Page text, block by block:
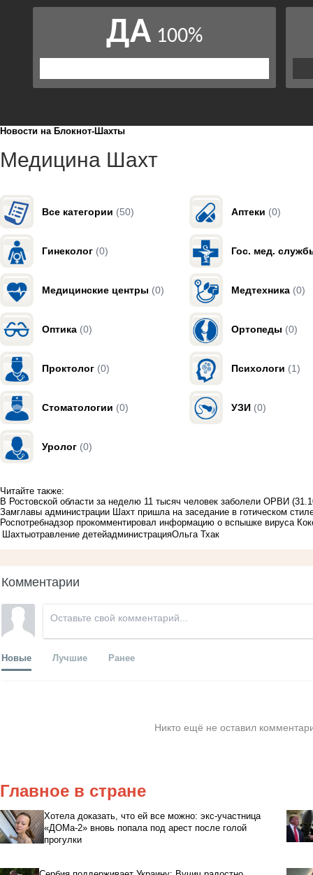
Новости на Блoкнoт-Шахты
Медицина Шахт
Все категории (50) Аптеки (0)
Гинеколог (0) Гос. мед.
Медицинские центры (0) Медтехника (0)
Оптика (0) Ортопеды (0)
Проктолог (0) Психологи (1)
Стоматологии (0) УЗИ (0)
Уролог (0)
Читайте также:
В Ростовской области за неделю 11 тысяч человек заболели ОРВИ
Замглавы администрации Шахт пришла на заседание в готическом
Роспотребнадзор прокомментировал информацию о вспышке вируса
Шахтыотравление детейадминистрацияОльга Тхак
Комментарии
Новые Лучшие Ранее
Никто ещё не оставил
Главное в стране
Хотела доказать, что ей все можно: экс-участница
«ДОМа-2» вновь попала под арест после голой
прогулки